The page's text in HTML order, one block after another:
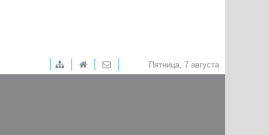
Пятница, 7 августа